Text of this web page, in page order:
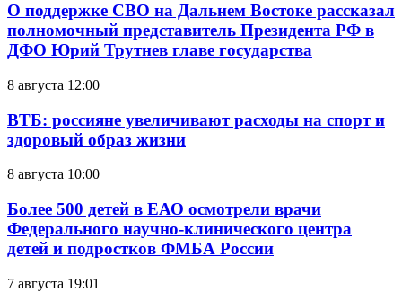
О поддержке СВО на Дальнем Востоке рассказал
полномочный представитель Президента РФ в
ДФО Юрий Трутнев главе государства
8 августа 12:00
ВТБ: россияне увеличивают расходы на спорт и
здоровый образ жизни
8 августа 10:00
Более 500 детей в ЕАО осмотрели врачи
Федерального научно-клинического центра
детей и подростков ФМБА России
7 августа 19:01